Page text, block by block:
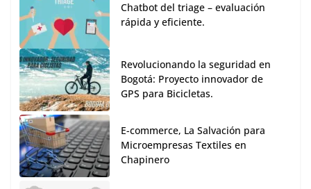
Chatbot del triage – evaluación
rápida y eficiente.
Revolucionando la seguridad en
Bogotá: Proyecto innovador de
GPS para Bicicletas.
E-commerce, La Salvación para
Microempresas Textiles en
Chapinero